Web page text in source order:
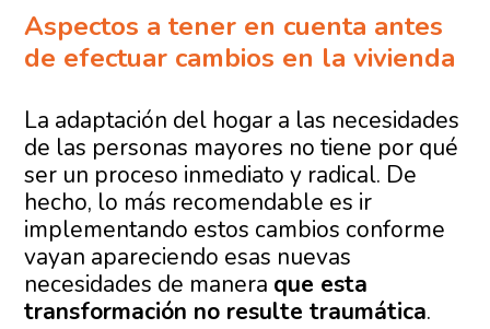
Aspectos a tener en cuenta antes
de efectuar cambios en la vivienda
La adaptación del hogar a las necesidades
de las personas mayores no tiene por qué
ser un proceso inmediato y radical. De
hecho, lo más recomendable es ir
implementando estos cambios conforme
vayan apareciendo esas nuevas
necesidades de manera que esta
transformación no resulte traumática.